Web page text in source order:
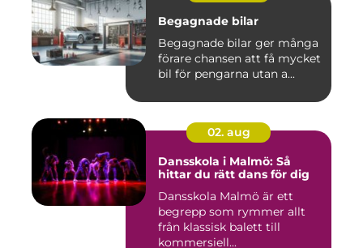
Begagnade bilar
Begagnade bilar ger många
förare chansen att få mycket
bil för pengarna utan a...
02. aug
Dansskola i Malmö: Så
hittar du rätt dans för dig
Dansskola Malmö är ett
begrepp som rymmer allt
från klassisk balett till
kommersiell...